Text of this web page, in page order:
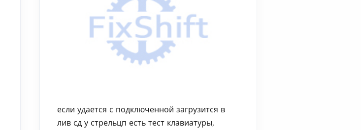
если удается с подключенной загрузится в
лив сд у стрельцп есть тест клавиатуры,